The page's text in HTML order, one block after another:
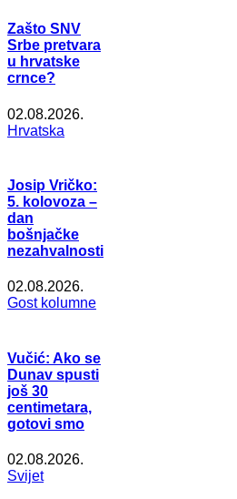
Zašto SNV
Srbe pretvara
u hrvatske
crnce?
02.08.2026.
Hrvatska
Josip Vričko:
5. kolovoza –
dan
bošnjačke
nezahvalnosti
02.08.2026.
Gost kolumne
Vučić: Ako se
Dunav spusti
još 30
centimetara,
gotovi smo
02.08.2026.
Svijet